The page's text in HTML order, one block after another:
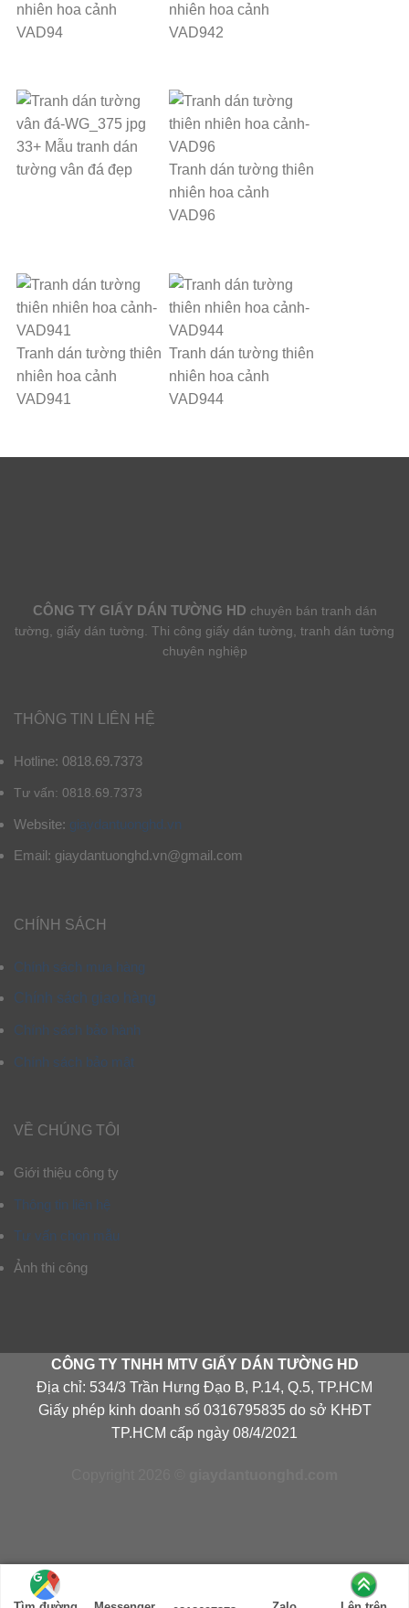
nhiên hoa cảnh
VAD94
nhiên hoa cảnh
VAD942
33+ Mẫu tranh dán
tường vân đá đẹp
Tranh dán tường thiên
nhiên hoa cảnh
VAD96
Tranh dán tường thiên
nhiên hoa cảnh
VAD941
Tranh dán tường thiên
nhiên hoa cảnh
VAD944
CÔNG TY GIẤY DÁN TƯỜNG HD chuyên bán tranh dán
tường, giấy dán tường. Thi công giấy dán tường, tranh dán tường
chuyên nghiệp
THÔNG TIN LIÊN HỆ
Hotline: 0818.69.7373
Tư vấn: 0818.69.7373
Website: giaydantuonghd.vn
Email: giaydantuonghd.vn@gmail.com
CHÍNH SÁCH
Chính sách mua hàng
Chính sách giao hàng
Chính sách bảo hành
Chính sách bảo mật
VỀ CHÚNG TÔI
Giới thiệu công ty
Thông tin liên hệ
Tư vấn chọn mẫu
Ảnh thi công
CÔNG TY TNHH MTV GIẤY DÁN TƯỜNG HD
Địa chỉ: 534/3 Trần Hưng Đạo B, P.14, Q.5, TP.HCM
Giấy phép kinh doanh số 0316795835 do sở KHĐT
TP.HCM cấp ngày 08/4/2021